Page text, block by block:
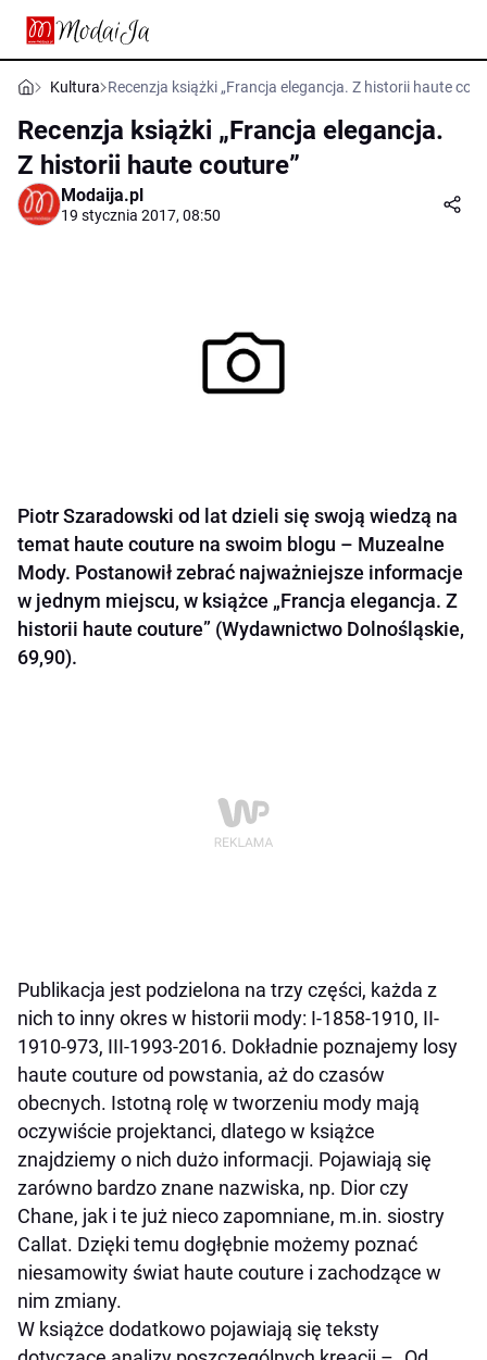
Kultura Recenzja książki „Francja elegancja. Z historii haute
Recenzja książki „Francja elegancja.
Z historii haute couture”
Modaija.pl
19 stycznia 2017, 08:50
Piotr Szaradowski od lat dzieli się swoją wiedzą na
temat haute couture na swoim blogu – Muzealne
Mody. Postanowił zebrać najważniejsze informacje
w jednym miejscu, w książce „Francja elegancja. Z
historii haute couture” (Wydawnictwo Dolnośląskie,
69,90).
Publikacja jest podzielona na trzy części, każda z
nich to inny okres w historii mody: I-1858-1910, II-
1910-973, III-1993-2016. Dokładnie poznajemy losy
haute couture od powstania, aż do czasów
obecnych. Istotną rolę w tworzeniu mody mają
oczywiście projektanci, dlatego w książce
znajdziemy o nich dużo informacji. Pojawiają się
zarówno bardzo znane nazwiska, np. Dior czy
Chane, jak i te już nieco zapomniane, m.in. siostry
Callat. Dzięki temu dogłębnie możemy poznać
niesamowity świat haute couture i zachodzące w
nim zmiany.
W książce dodatkowo pojawiają się teksty